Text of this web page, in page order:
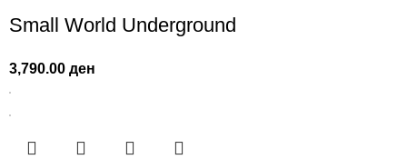
Small World Underground
3,790.00ден